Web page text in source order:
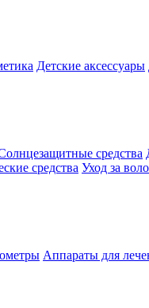
Детские аксессуары
средства
средства Уход за
Аппараты для